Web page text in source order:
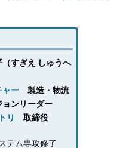
すぎえ しゅうへ
ャー製造・物流
ョンリーダー
リ
取締役
テム専攻修了